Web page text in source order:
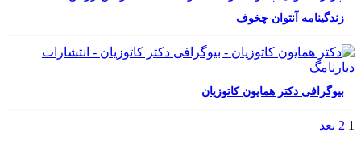
زندگینامه آنتوان چخوف
بیوگرافی دکتر همایون کاتوزیان
1
2 بعد